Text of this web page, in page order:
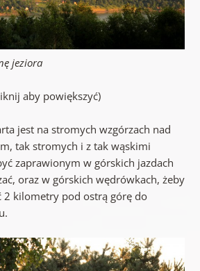
jeziora
aby powiększyć)
jest na stromych wzgórzach nad
tak stromych i z tak wąskimi
zaprawionym w górskich jazdach
oraz w górskich wędrówkach, żeby
2 kilometry pod ostrą górę do